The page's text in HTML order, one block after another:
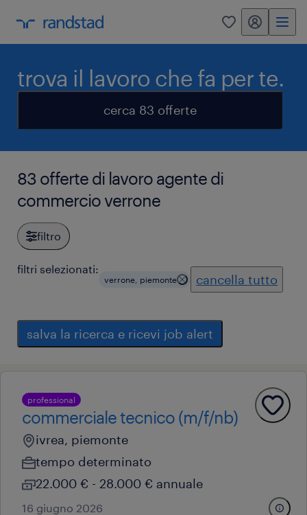
0 my randstad
trova il lavoro che fa per te.
cerca 83 offerte
83 offerte di lavoro agente di
commercio verrone
filtro
filtri selezionati:
verrone, piemonte cancella tutto
salva la ricerca e ricevi job alert
professional
commerciale tecnico (m/f/nb)
ivrea, piemonte
tempo determinato
22.000 € - 28.000 € annuale
16 giugno 2026